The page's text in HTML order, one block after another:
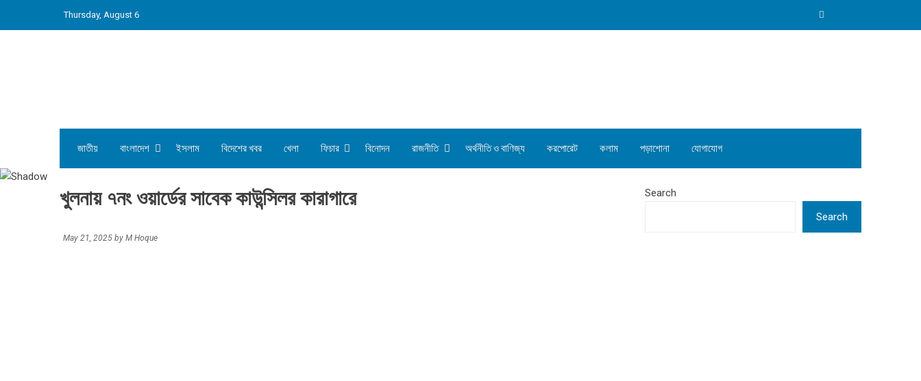
Thursday, August 6
জাতীয় বাংলাদেশ ইসলাম বিদেশের খবর খেলা ফিচার বিনোদন রাজনীতি অর্থনীতি ও বাণিজ্য করপোরেট কলাম পড়াশোনা যোগাযোগ
খুলনায় ৭নং ওয়ার্ডের সাবেক কাউন্সিলর কারাগারে
May 21, 2025 by M Hoque
Search
Search